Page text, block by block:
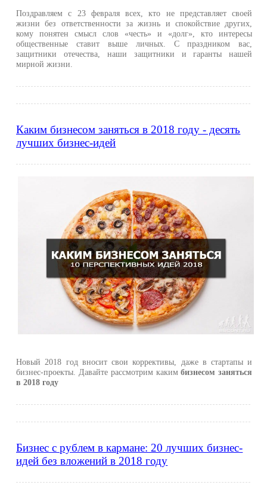
Поздравляем с 23 февраля всех, кто не представляет своей
жизни без ответственности за жизнь и спокойствие других,
кому понятен смысл слов «честь» и «долг», кто интересы
общественные ставит выше личных. С праздником вас,
защитники отечества, наши защитники и гаранты нашей
мирной жизни.
Каким бизнесом заняться в 2018 году - десять
лучших бизнес-идей
Новый 2018 год вносит свои коррективы, даже в стартапы и
бизнес-проекты. Давайте рассмотрим какимбизнесом заняться
в 2018 году
Бизнес с рублем в кармане: 20 лучших бизнес-
идей без вложений в 2018 году